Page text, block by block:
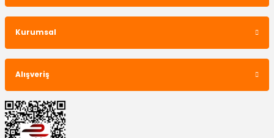
Mazot Filtresi Transit V184 2.4 Motor
997,50 TL
Kurumsal
Alışveriş